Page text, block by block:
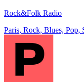
Rock&Folk Radio
Paris, Rock, Blues, Pop,